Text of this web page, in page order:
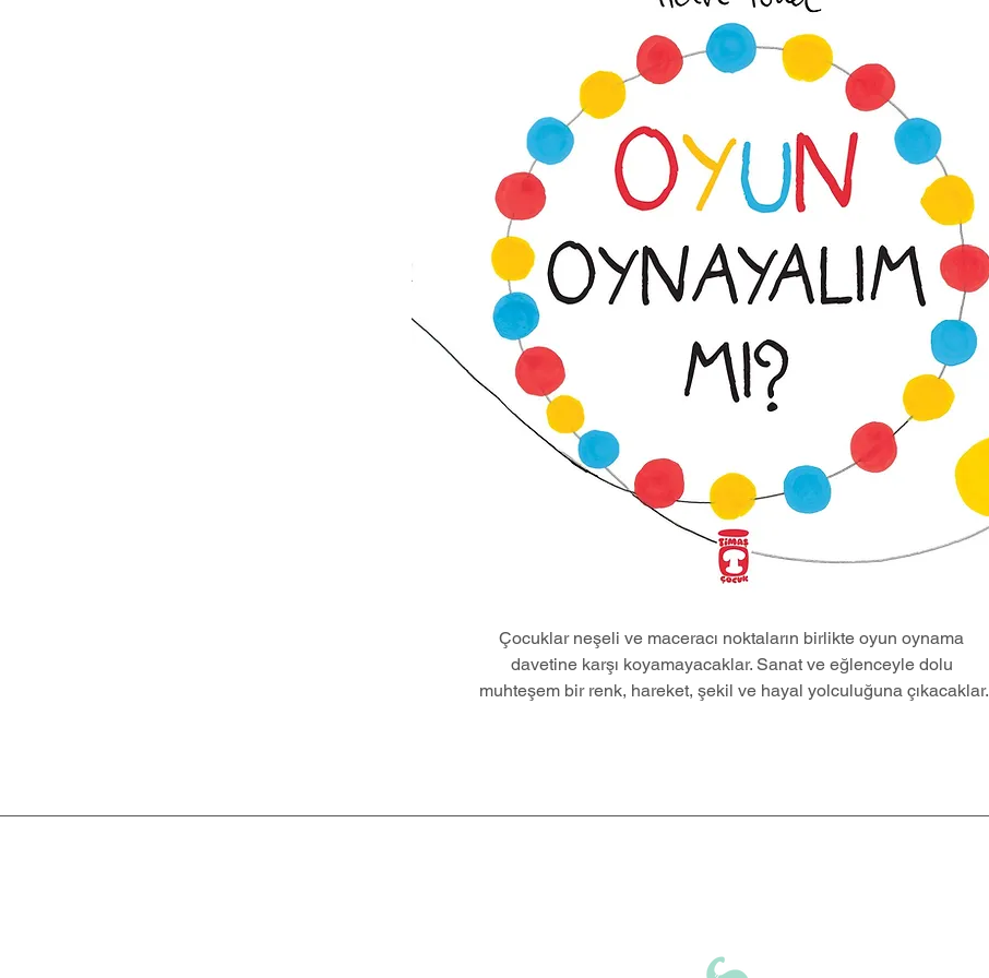
Çocuklar neşeli ve maceracı noktaların birlikte oyun oynama
davetine karşı koyamayacaklar. Sanat ve eğlenceyle dolu
muhteşem bir renk, hareket, şekil ve hayal yolculuğuna çıkacaklar.